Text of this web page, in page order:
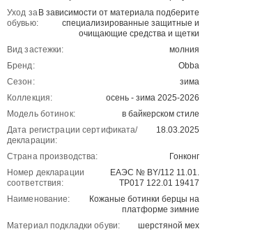
Уход за
обувью:
В зависимости от материала подберите
специализированные защитные и
очищающие средства и щетки
Вид застежки:
молния
Бренд:
Obba
Сезон:
зима
Коллекция:
осень - зима 2025-2026
Модель ботинок:
в байкерском стиле
Дата регистрации сертификата/
декларации:
18.03.2025
Страна производства:
Гонконг
Номер декларации
соответствия:
ЕАЭС № BY/112 11.01.
ТР017 122.01 19417
Наименование:
Кожаные ботинки берцы на
платформе зимние
Материал подкладки обуви:
шерстяной мех